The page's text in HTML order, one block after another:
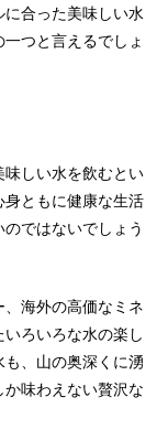
合った美味しい水
つと言えるでしょ
しい水を飲むとい
ともに健康な生活
ではないでしょう
海外の高価なミネ
ろいろな水の楽し
、山の奥深くに湧
味わえない贅沢な